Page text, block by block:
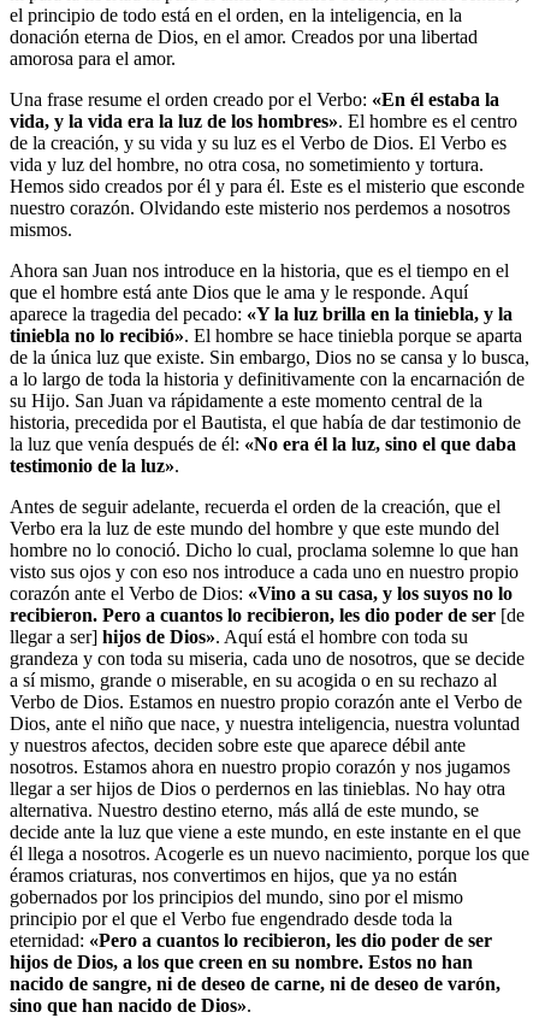
el principio de todo está en el orden, en la inteligencia, en la
donación eterna de Dios, en el amor. Creados por una libertad
amorosa para el amor.
Una frase resume el orden creado por el Verbo: «En él estaba la
vida, y la vida era la luz de los hombres». El hombre es el centro
de la creación, y su vida y su luz es el Verbo de Dios. El Verbo es
vida y luz del hombre, no otra cosa, no sometimiento y tortura.
Hemos sido creados por él y para él. Este es el misterio que esconde
nuestro corazón. Olvidando este misterio nos perdemos a nosotros
mismos.
Ahora san Juan nos introduce en la historia, que es el tiempo en el
que el hombre está ante Dios que le ama y le responde. Aquí
aparece la tragedia del pecado: «Y la luz brilla en la tiniebla, y la
tiniebla no lo recibió». El hombre se hace tiniebla porque se aparta
de la única luz que existe. Sin embargo, Dios no se cansa y lo busca,
a lo largo de toda la historia y definitivamente con la encarnación de
su Hijo. San Juan va rápidamente a este momento central de la
historia, precedida por el Bautista, el que había de dar testimonio de
la luz que venía después de él: «No era él la luz, sino el que daba
testimonio de la luz».
Antes de seguir adelante, recuerda el orden de la creación, que el
Verbo era la luz de este mundo del hombre y que este mundo del
hombre no lo conoció. Dicho lo cual, proclama solemne lo que han
visto sus ojos y con eso nos introduce a cada uno en nuestro propio
corazón ante el Verbo de Dios: «Vino a su casa, y los suyos no lo
recibieron. Pero a cuantos lo recibieron, les dio poder de ser [de
llegar a ser] hijos de Dios». Aquí está el hombre con toda su
grandeza y con toda su miseria, cada uno de nosotros, que se decide
a sí mismo, grande o miserable, en su acogida o en su rechazo al
Verbo de Dios. Estamos en nuestro propio corazón ante el Verbo de
Dios, ante el niño que nace, y nuestra inteligencia, nuestra voluntad
y nuestros afectos, deciden sobre este que aparece débil ante
nosotros. Estamos ahora en nuestro propio corazón y nos jugamos
llegar a ser hijos de Dios o perdernos en las tinieblas. No hay otra
alternativa. Nuestro destino eterno, más allá de este mundo, se
decide ante la luz que viene a este mundo, en este instante en el que
él llega a nosotros. Acogerle es un nuevo nacimiento, porque los que
éramos criaturas, nos convertimos en hijos, que ya no están
gobernados por los principios del mundo, sino por el mismo
principio por el que el Verbo fue engendrado desde toda la
eternidad: «Pero a cuantos lo recibieron, les dio poder de ser
hijos de Dios, a los que creen en su nombre. Estos no han
nacido de sangre, ni de deseo de carne, ni de deseo de varón,
sino que han nacido de Dios».